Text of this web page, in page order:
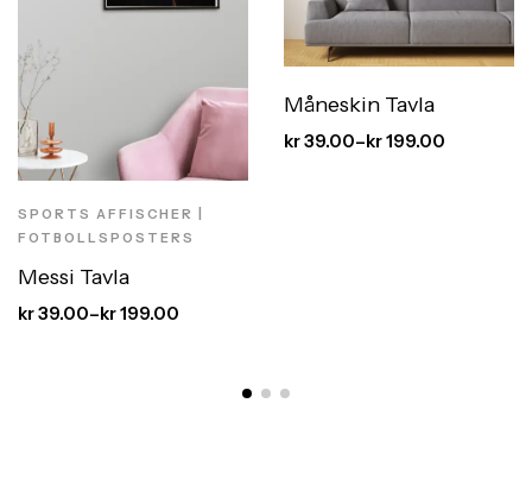
SPORTS AFFISCHER |
FOTBOLLSPOSTERS
Messi Tavla
kr39.00–kr199.00
Måneskin Tavla
kr39.00–kr199.00